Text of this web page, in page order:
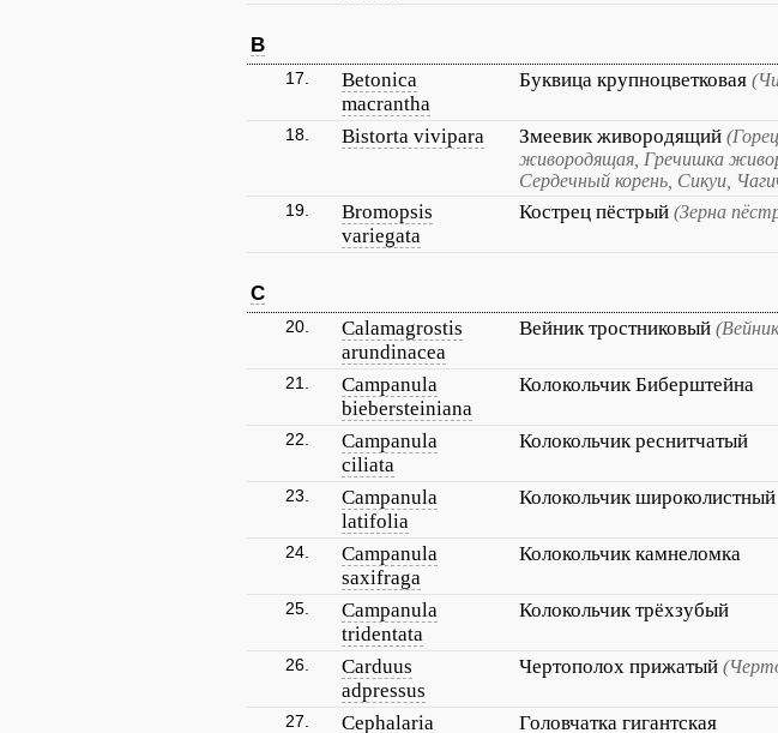
B
17.
Betonica
macrantha
Буквица крупноцветковая
18. Bistorta vivipara Змеевик живородящий
живородящая, Гречишка
Сердечный корень, Сикуи,
19.
Bromopsis
variegata
Кострец пёстрый (Зерна
C
20.
Calamagrostis
arundinacea
Вейник тростниковый
21.
Campanula
biebersteiniana
Колокольчик Биберштейна
22.
Campanula
ciliata
Колокольчик реснитчатый
23.
Campanula
latifolia
Колокольчик широколистный
24.
Campanula
saxifraga
Колокольчик камнеломка
25.
Campanula
tridentata
Колокольчик трёхзубый
26.
Carduus
adpressus
Чертополох прижатый
27.
Cephalaria
Головчатка гигантская